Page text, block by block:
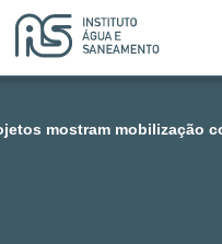
mostram mobilização